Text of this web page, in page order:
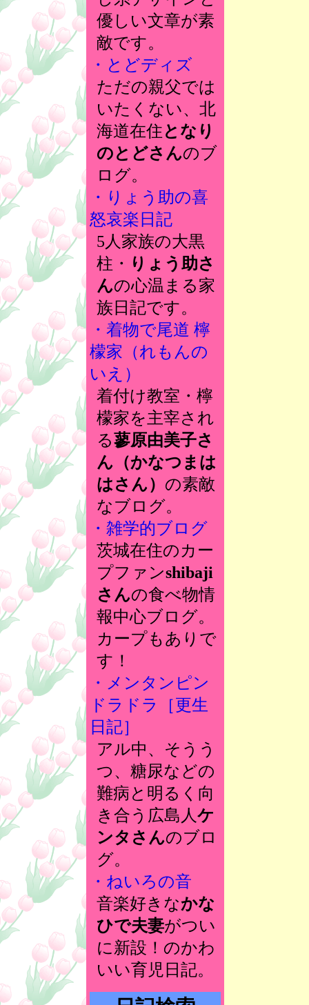
優しい文章が素
敵です。
・とどディズ
ただの親父では
いたくない、北
海道在住となり
のとどさんのブ
ログ。
・りょう助の喜
怒哀楽日記
5人家族の大黒
柱・ りょう助さ
んの心温まる家
族日記です。
・着物で尾道 檸
檬家（れもんの
いえ）
着付け教室・檸
檬家を主宰され
る蓼原由美子さ
ん（かなつまは
はさん） の素敵
なブログ。
・雑学的ブログ
茨城在住のカー
プファンshibaji
さんの食べ物情
報中心ブログ。
カープもありで
す！
・メンタンピン
ドラドラ［更生
日記］
アル中、そうう
つ、糖尿などの
難病と明るく向
き合う広島人ケ
ンタさんのブロ
グ。
・ねいろの音
音楽好きなかな
ひで夫妻がつい
に新設！のかわ
いい育児日記。